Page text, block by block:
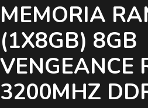
MEMORIA
(1X8GB) 8GB
VENGEANCE
3200MHZ